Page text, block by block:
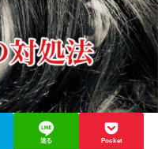
送る Pocket